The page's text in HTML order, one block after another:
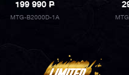
199 990P
MTG-B2000D-1A